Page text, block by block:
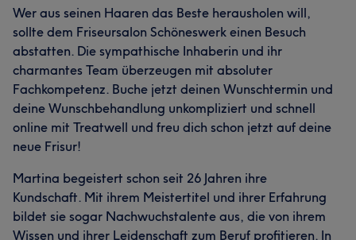
Wer aus seinen Haaren das Beste herausholen will,
sollte dem Friseursalon Schöneswerk einen Besuch
abstatten. Die sympathische Inhaberin und ihr
charmantes Team überzeugen mit absoluter
Fachkompetenz. Buche jetzt deinen Wunschtermin und
deine Wunschbehandlung unkompliziert und schnell
online mit Treatwell und freu dich schon jetzt auf deine
neue Frisur!
Martina begeistert schon seit 26 Jahren ihre
Kundschaft. Mit ihrem Meistertitel und ihrer Erfahrung
bildet sie sogar Nachwuchstalente aus, die von ihrem
Wissen und ihrer Leidenschaft zum Beruf profitieren. In